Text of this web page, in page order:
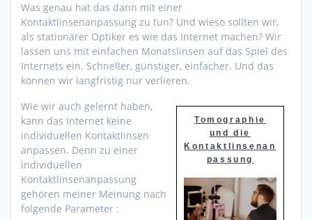
Was genau hat das dann mit einer
Kontaktlinsenanpassung zu tun? Und wieso sollten wir,
als stationärer Optiker es wie das Internet machen? Wir
lassen uns mit einfachen Monatslinsen auf das Spiel des
Internets ein. Schneller, günstiger, einfacher. Und das
können wir langfristig nur verlieren.
Tomographie
und die
Kontaktlinsenan
passung
Wie wir auch gelernt haben,
kann das Internet keine
individuellen Kontaktlinsen
anpassen. Denn zu einer
individuellen
Kontaktlinsenanpassung
gehören meiner Meinung nach
folgende Parameter :